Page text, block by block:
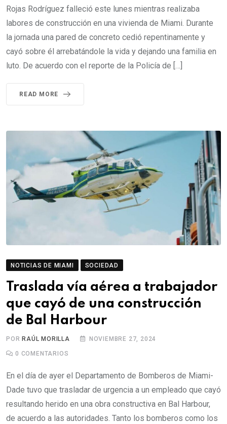
Rojas Rodríguez falleció este lunes mientras realizaba
labores de construcción en una vivienda de Miami. Durante
la jornada una pared de concreto cedió repentinamente y
cayó sobre él arrebatándole la vida y dejando una familia en
luto. De acuerdo con el reporte de la Policía de […]
READ MORE
NOTICIAS DE MIAMI SOCIEDAD
Traslada vía aérea a trabajador
que cayó de una construcción
de Bal Harbour
PORRAÚL MORILLA NOVIEMBRE 27, 2024
0 COMENTARIOS
En el día de ayer el Departamento de Bomberos de Miami-
Dade tuvo que trasladar de urgencia a un empleado que cayó
resultando herido en una obra constructiva en Bal Harbour,
de acuerdo a las autoridades. Tanto los bomberos como los